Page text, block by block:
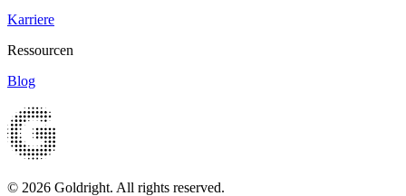
Karriere
Ressourcen
Blog
© 2026 Goldright. All rights reserved.